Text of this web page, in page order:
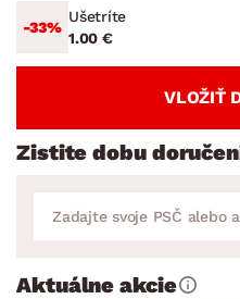
-33%
Ušetríte
1.00 €
VLOŽIŤ
Zistite dobu
Aktuálne akcie